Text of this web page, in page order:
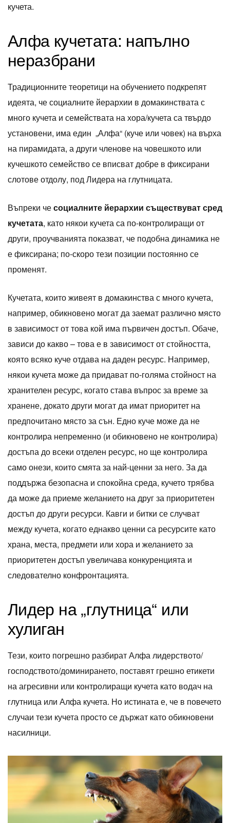
кучета.
Алфа кучетата: напълно
неразбрани
Традиционните теоретици на обучението подкрепят
идеята, че социалните йерархии в домакинствата с
много кучета и семействата на хора/кучета са твърдо
установени, има един „Алфа“ (куче или човек) на върха
на пирамидата, а други членове на човешкото или
кучешкото семейство се вписват добре в фиксирани
слотове отдолу, под Лидера на глутницата.
Въпреки чесоциалните йерархии съществуват сред
кучетата, като някои кучета са по-контролиращи от
други, проучванията показват, че подобна динамика не
е фиксирана; по-скоро тези позиции постоянно се
променят.
Кучетата, които живеят в домакинства с много кучета,
например, обикновено могат да заемат различно място
в зависимост от това кой има първичен достъп. Обаче,
зависи до какво – това е в зависимост от стойността,
която всяко куче отдава на даден ресурс. Например,
някои кучета може да придават по-голяма стойност на
хранителен ресурс, когато става въпрос за време за
хранене, докато други могат да имат приоритет на
предпочитано място за сън. Едно куче може да не
контролира непременно (и обикновено не контролира)
достъпа до всеки отделен ресурс, но ще контролира
само онези, които смята за най-ценни за него. За да
поддържа безопасна и спокойна среда, кучето трябва
да може да приеме желанието на друг за приоритетен
достъп до други ресурси. Кавги и битки се случват
между кучета, когато еднакво ценни са ресурсите като
храна, места, предмети или хора и желанието за
приоритетен достъп увеличава конкуренцията и
следователно конфронтацията.
Лидер на „глутница“ или
хулиган
Тези, които погрешно разбират Алфа лидерството/
господството/доминирането, поставят грешно етикети
на агресивни или контролиращи кучета като водач на
глутница или Алфа кучета. Но истината е, че в повечето
случаи тези кучета просто се държат като обикновени
насилници.